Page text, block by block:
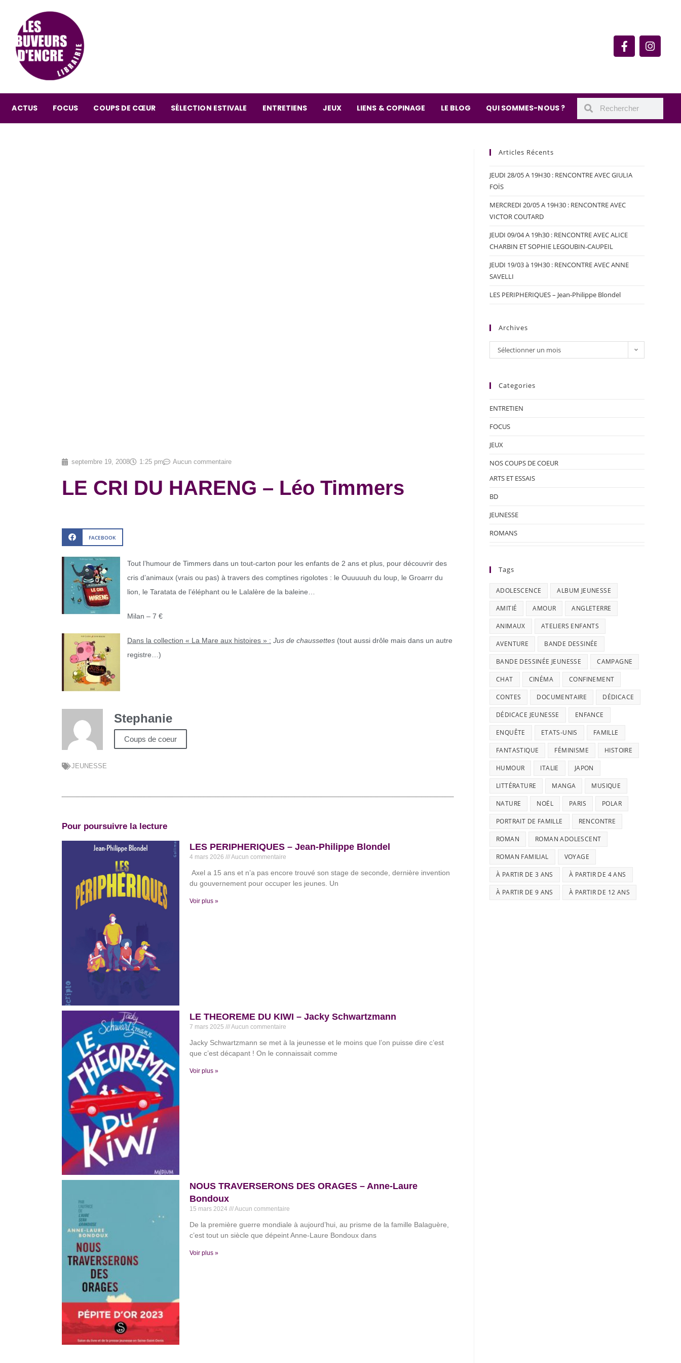
ACTUS FOCUS COUPS DE CŒUR SÉLECTION ESTIVALE ENTRETIENS JEUX LIENS & COPINAGE LE BLOG QUI SOMMES-NOUS ?
septembre 19, 2008 1:25 pm Aucun commentaire
LE CRI DU HARENG – Léo Timmers
FACEBOOK
Tout l’humour de Timmers dans un tout-carton pour les enfants de 2 ans et plus, pour découvrir des
cris d’animaux (vrais ou pas) à travers des comptines rigolotes : le Ouuuuuh du loup, le Groarrr du
lion, le Taratata de l’éléphant ou le Lalalère de la baleine…
Milan – 7 €
Dans la collection « La Mare aux histoires » : Jus de chaussettes (tout aussi drôle mais dans un autre
registre…)
Stephanie
Coups de coeur
JEUNESSE
Pour poursuivre la lecture
LES PERIPHERIQUES – Jean-Philippe Blondel
4 mars 2026 Aucun commentaire
Axel a 15 ans et n’a pas encore trouvé son stage de seconde, dernière invention
du gouvernement pour occuper les jeunes. Un
Voir plus »
LE THEOREME DU KIWI – Jacky Schwartzmann
7 mars 2025 Aucun commentaire
Jacky Schwartzmann se met à la jeunesse et le moins que l’on puisse dire c’est
que c’est décapant ! On le connaissait comme
Voir plus »
NOUS TRAVERSERONS DES ORAGES – Anne-Laure
Bondoux
15 mars 2024 Aucun commentaire
De la première guerre mondiale à aujourd’hui, au prisme de la famille Balaguère,
c’est tout un siècle que dépeint Anne-Laure Bondoux dans
Voir plus »
Articles Récents
JEUDI 28/05 A 19H30 : RENCONTRE AVEC GIULIA
FOÏS
MERCREDI 20/05 A 19H30 : RENCONTRE AVEC
VICTOR COUTARD
JEUDI 09/04 A 19h30 : RENCONTRE AVEC ALICE
CHARBIN ET SOPHIE LEGOUBIN-CAUPEIL
JEUDI 19/03 à 19H30 : RENCONTRE AVEC ANNE
SAVELLI
LES PERIPHERIQUES – Jean-Philippe Blondel
Archives
Sélectionner un mois
Categories
ENTRETIEN
FOCUS
JEUX
NOS COUPS DE COEUR
ARTS ET ESSAIS
BD
JEUNESSE
ROMANS
Tags
ADOLESCENCE ALBUM JEUNESSE
AMITIÉ AMOUR ANGLETERRE
ANIMAUX ATELIERS ENFANTS
AVENTURE BANDE DESSINÉE
BANDE DESSINÉE JEUNESSE CAMPAGNE
CHAT CINÉMA CONFINEMENT
CONTES DOCUMENTAIRE DÉDICACE
DÉDICACE JEUNESSE ENFANCE
ENQUÊTE ETATS-UNIS FAMILLE
FANTASTIQUE FÉMINISME HISTOIRE
HUMOUR ITALIE JAPON
LITTÉRATURE MANGA MUSIQUE
NATURE NOËL PARIS POLAR
PORTRAIT DE FAMILLE RENCONTRE
ROMAN ROMAN ADOLESCENT
ROMAN FAMILIAL VOYAGE
À PARTIR DE 3 ANS À PARTIR DE 4 ANS
À PARTIR DE 9 ANS À PARTIR DE 12 ANS